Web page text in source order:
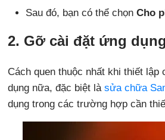
Sau đó, bạn có thể chọn Cho
2. Gỡ cài đặt ứng
Cách quen thuộc nhất khi thiết lập
dụng nữa, đặc biệt là sửa chữa
dụng trong các trường hợp cần